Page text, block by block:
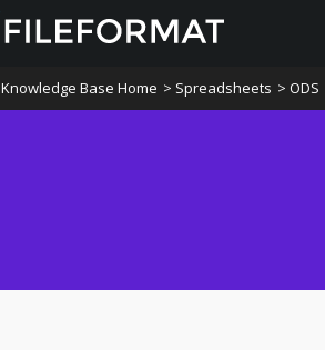
Knowledge Base Home > Spreadsheets > ODS